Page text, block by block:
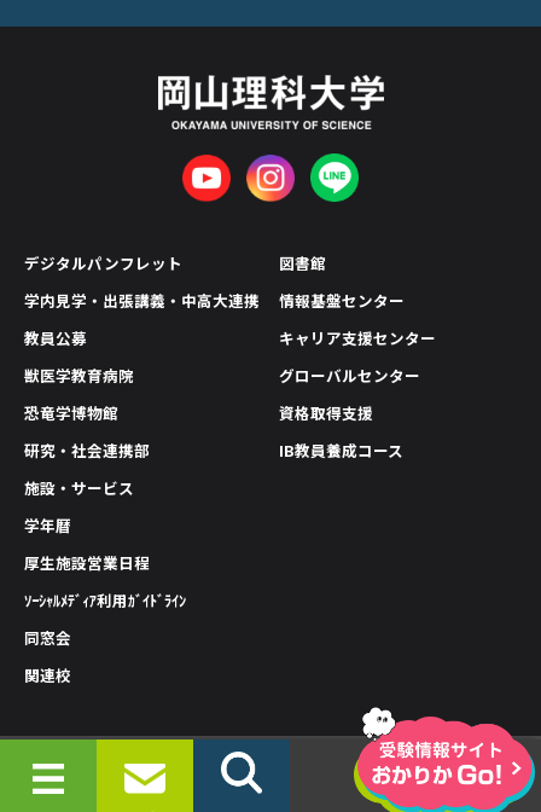
デジタルパンフレット
学内見学・出張講義・中高大連携
教員公募
獣医学教育病院
恐竜学博物館
研究・社会連携部
図書館
情報基盤センター
キャリア支援センター
グローバルセンター
資格取得支援
IB教員養成コース
施設・サービス
学年暦
厚生施設営業日程
ｿｰｼｬﾙﾒﾃﾞｨｱ利用ｶﾞｲﾄﾞﾗｲﾝ
同窓会
関連校
情報公開
プライバシーポリシー
サイトポリシー